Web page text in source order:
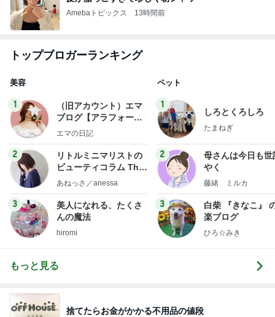
Amebaトピックス 13時間前
トップブロガーランキング
美容
1
（旧アカウント）エマ
ブログ【アラフォー会
社売却セカンドライ
エマの日記
2
リトルミニマリストの
ビューティコラム The
little minimalist's bea
あねっさ／anessa
3
美人になれる、たくさ
んの魔法
hiromi
ペット
1
しろとくろしろ
たまねぎ
2
母さんは今日も世
やく
藤緒 ミルカ
3
白柴 『きなこ』
楽ブログ
ひろ☆みき
もっと見る
捨てたらお金がかかる不用品の値段